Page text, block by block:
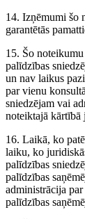
14. Izņēmumi šo
garantētās
15. Šo
palīdzības
un nav laikus
par vienu
sniedzējam vai
noteiktajā kārtībā
16. Laikā, ko
laiku, ko
palīdzības
palīdzības
administrācija
palīdzības